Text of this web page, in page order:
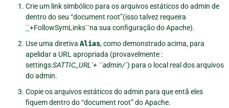
Crie um link simbólico para os arquivos estáticos do admin de
dentro do seu “document root”(isso talvez requeira
``+FollowSymLinks``na sua configuração do Apache).
Use uma diretiva Alias, como demonstrado acima, para
apelidar a URL apropriada (provavelmente :
settings:SATTIC_URL`+ ``admin/`) para o local real dos arquivos
do admin.
Copie os arquivos estáticos do admin para que entã eles
fiquem dentro do “document root” do Apache.